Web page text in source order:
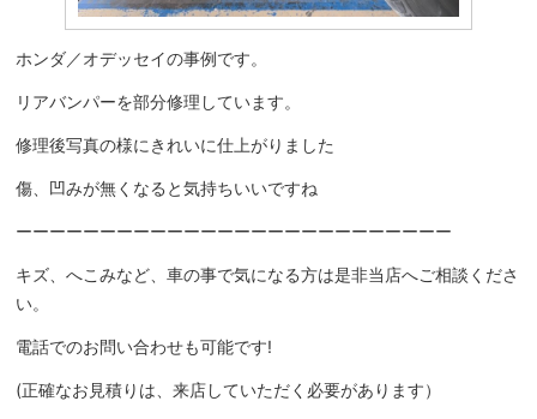
ホンダ／オデッセイの事例です。
リアバンパーを部分修理しています。
修理後写真の様にきれいに仕上がりました
傷、凹みが無くなると気持ちいいですね
ーーーーーーーーーーーーーーーーーーーーーーーーーー
キズ、へこみなど、車の事で気になる方は是非当店へご相談くださ
い。
電話でのお問い合わせも可能です!
(正確なお見積りは、来店していただく必要があります）